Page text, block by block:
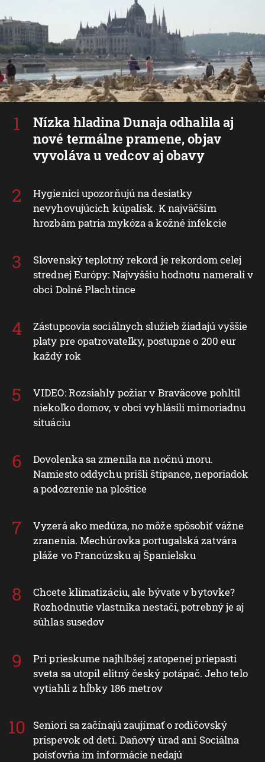
Nízka hladina Dunaja odhalila aj
nové termálne pramene, objav
vyvoláva u vedcov aj obavy
Hygienici upozorňujú na desiatky
nevyhovujúcich kúpalísk. K najväčším
hrozbám patria mykóza a kožné infekcie
Slovenský teplotný rekord je rekordom celej
strednej Európy: Najvyššiu hodnotu namerali v
obci Dolné Plachtince
Zástupcovia sociálnych služieb žiadajú vyššie
platy pre opatrovateľky, postupne o 200 eur
každý rok
VIDEO: Rozsiahly požiar v Braväcove pohltil
niekoľko domov, v obci vyhlásili mimoriadnu
situáciu
Dovolenka sa zmenila na nočnú moru.
Namiesto oddychu prišli štípance, neporiadok
a podozrenie na ploštice
Vyzerá ako medúza, no môže spôsobiť vážne
zranenia. Mechúrovka portugalská zatvára
pláže vo Francúzsku aj Španielsku
Chcete klimatizáciu, ale bývate v bytovke?
Rozhodnutie vlastníka nestačí, potrebný je aj
súhlas susedov
Pri prieskume najhlbšej zatopenej priepasti
sveta sa utopil elitný český potápač. Jeho telo
vytiahli z hĺbky 186 metrov
Seniori sa začínajú zaujímať o rodičovský
príspevok od detí. Daňový úrad ani Sociálna
poisťovňa im informácie nedajú